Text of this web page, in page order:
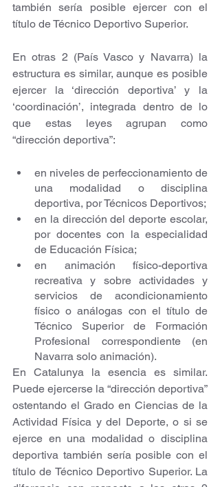
también sería posible ejercer con el
título de Técnico Deportivo Superior.
En otras 2 (País Vasco y Navarra) la
estructura es similar, aunque es posible
ejercer la ‘dirección deportiva’ y la
‘coordinación’, integrada dentro de lo
que estas leyes agrupan como
“dirección deportiva”:
en niveles de perfeccionamiento de
una modalidad o disciplina
deportiva, por Técnicos Deportivos;
en la dirección del deporte escolar,
por docentes con la especialidad
de Educación Física;
en animación físico-deportiva
recreativa y sobre actividades y
servicios de acondicionamiento
físico o análogas con el título de
Técnico Superior de Formación
Profesional correspondiente (en
Navarra solo animación).
En Catalunya la esencia es similar.
Puede ejercerse la “dirección deportiva”
ostentando el Grado en Ciencias de la
Actividad Física y del Deporte, o si se
ejerce en una modalidad o disciplina
deportiva también sería posible con el
título de Técnico Deportivo Superior. La